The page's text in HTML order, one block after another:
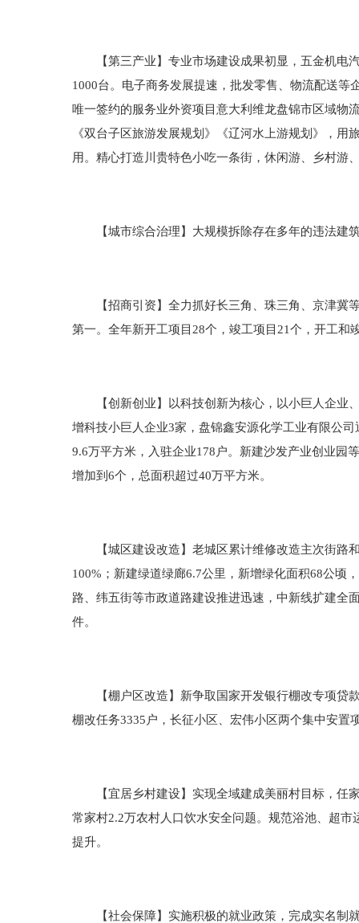
【第三产业】专业市场建设成果初显，五金机电汽
1000台。电子商务发展提速，批发零售、物流配送
唯一签约的服务业外资项目意大利维龙盘锦市区域物
《双台子区旅游发展规划》《辽河水上游规划》，
用。精心打造川贵特色小吃一条街，休闲游、乡村游
【城市综合治理】大规模拆除存在多年的违法建
【招商引资】全力抓好长三角、珠三角、京津冀等
第一。全年新开工项目28个，竣工项目21个，开工和
【创新创业】以科技创新为核心，以小巨人企业、
增科技小巨人企业3家，盘锦鑫安源化学工业有限公
9.6万平方米，入驻企业178户。新建沙发产业创业园
增加到6个，总面积超过40万平方米。
【城区建设改造】老城区累计维修改造主次街路和
100%；新建绿道绿廊6.7公里，新增绿化面积68公顷
路、纬五街等市政道路建设推进迅速，中新线扩建全
件。
【棚户区改造】新争取国家开发银行棚改专项贷款
棚改任务3335户，长征小区、宏伟小区两个集中安
【宜居乡村建设】实现全域建成美丽村目标，任家
常家村2.2万农村人口饮水安全问题。规范浴池、超
提升。
【社会保障】实施积极的就业政策，完成实名制就